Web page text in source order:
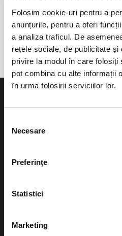
Folosim cookie-uri pentru a
anunțurile, pentru a oferi
a analiza traficul. De
rețele sociale, de publicitate
privire la modul în care folosiți
pot combina cu alte informații
în urma folosirii serviciilor lor.
consimțământului
Necesare
Preferinţe
Statistici
Marketing
anunta-ma pe email cand apare urmatorul eveniment la
Resita
Evenimente
Teatru
festivaluri